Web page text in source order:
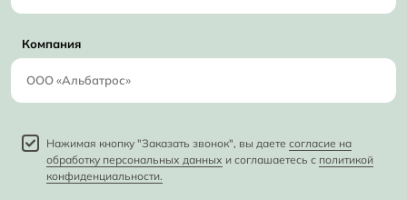
Компания
Нажимая кнопку "Заказать звонок", вы даете согласие на
обработку персональных данных и соглашаетесь с политикой
конфиденциальности.